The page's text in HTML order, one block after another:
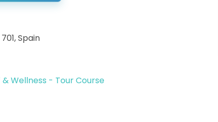
,Spain
Wellness - Tour Course